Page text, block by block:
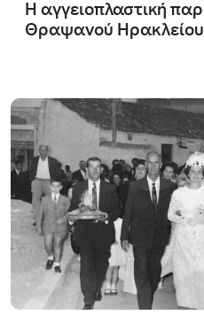
Η αγγειοπλαστική
Θραψανού